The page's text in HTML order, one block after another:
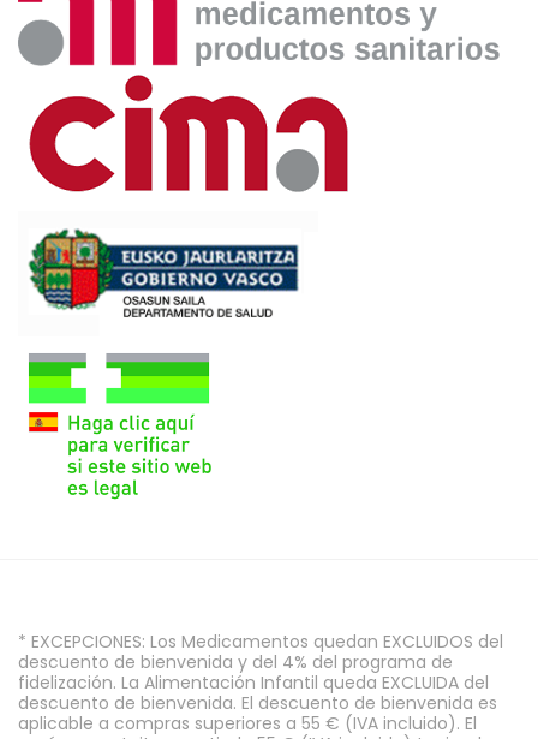
* EXCEPCIONES: Los Medicamentos quedan EXCLUIDOS del
descuento de bienvenida y del 4% del programa de
fidelización. La Alimentación Infantil queda EXCLUIDA del
descuento de bienvenida. El descuento de bienvenida es
aplicable a compras superiores a 55 € (IVA incluido). El